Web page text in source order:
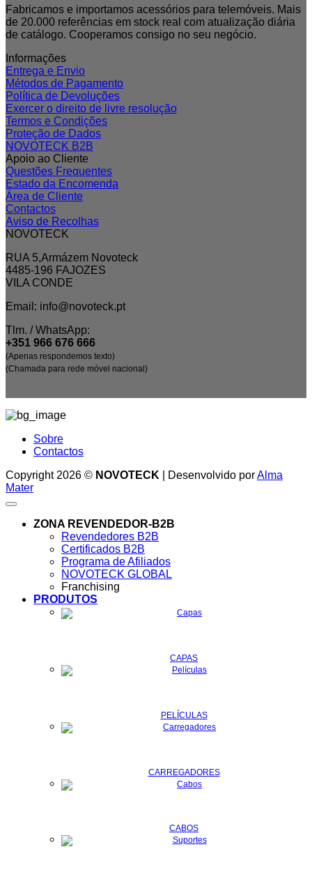
Fabricamos e importamos acessórios para telemóveis. Mais
de 20.000 referências em stock real com atualização diária
de catálogo. Cooperamos consigo no seu negócio.
Informações
Entrega e Envio
Métodos de Pagamento
Política de Devoluções
Exercer o direito de livre resolução
Termos e Condições
Proteção de Dados
NOVOTECK B2B
Apoio ao Cliente
Questões Frequentes
Estado da Encomenda
Área de Cliente
Contactos
Aviso de Recolhas
NOVOTECK
RUA 5,Armázem Novoteck
4485-196 FAJOZES
VILA CONDE
Email: info@novoteck.pt
Tlm. / WhatsApp:
+351 966 676 666
(Apenas respondemos texto)
(Chamada para rede móvel nacional)
Sobre
Contactos
Copyright 2026 © NOVOTECK | Desenvolvido porAlma
Mater
ZONA REVENDEDOR-B2B
Revendedores B2B
Certificados B2B
Programa de Afiliados
NOVOTECK GLOBAL
Franchising
PRODUTOS
CAPAS
PELÍCULAS
CARREGADORES
CABOS